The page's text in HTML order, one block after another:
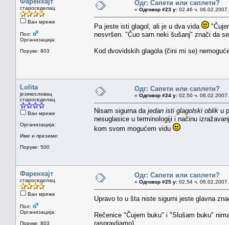
староседелац
Ван мреже
Пол:
Организација:
Поруке: 803
Одг: Сапети или саплети?
« Одговор #23 у: 02.46 ч.
Pa jeste isti glagol, ali je u dva vida
nesvršen. "Čuo sam neki šušanj" znači da
Kod dvovidskih glagola (čini mi se)
Lolita
језикословац
староседелац
Ван мреже
Организација:
Име и презиме:
Поруке: 500
Одг: Сапети или саплети?
« Одговор #24 у: 02.50 ч.
Nisam sigurna da jedan isti glagolski oblik u
nesuglasice u terminologiji i načinu
kom svom mogućem vidu
Фаренхајт
староседелац
Ван мреже
Пол:
Организација:
Поруке: 803
Одг: Сапети или саплети?
« Одговор #25 у: 02.54 ч.
Upravo to u šta niste sigurni jeste glavna
Rečenice "Čujem buku" i "Slušam buku"
raspravljamo).